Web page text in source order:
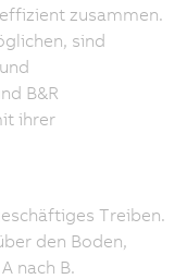
zusammen.
sind
B&R
ihrer
Treiben.
den Boden,
nach B.